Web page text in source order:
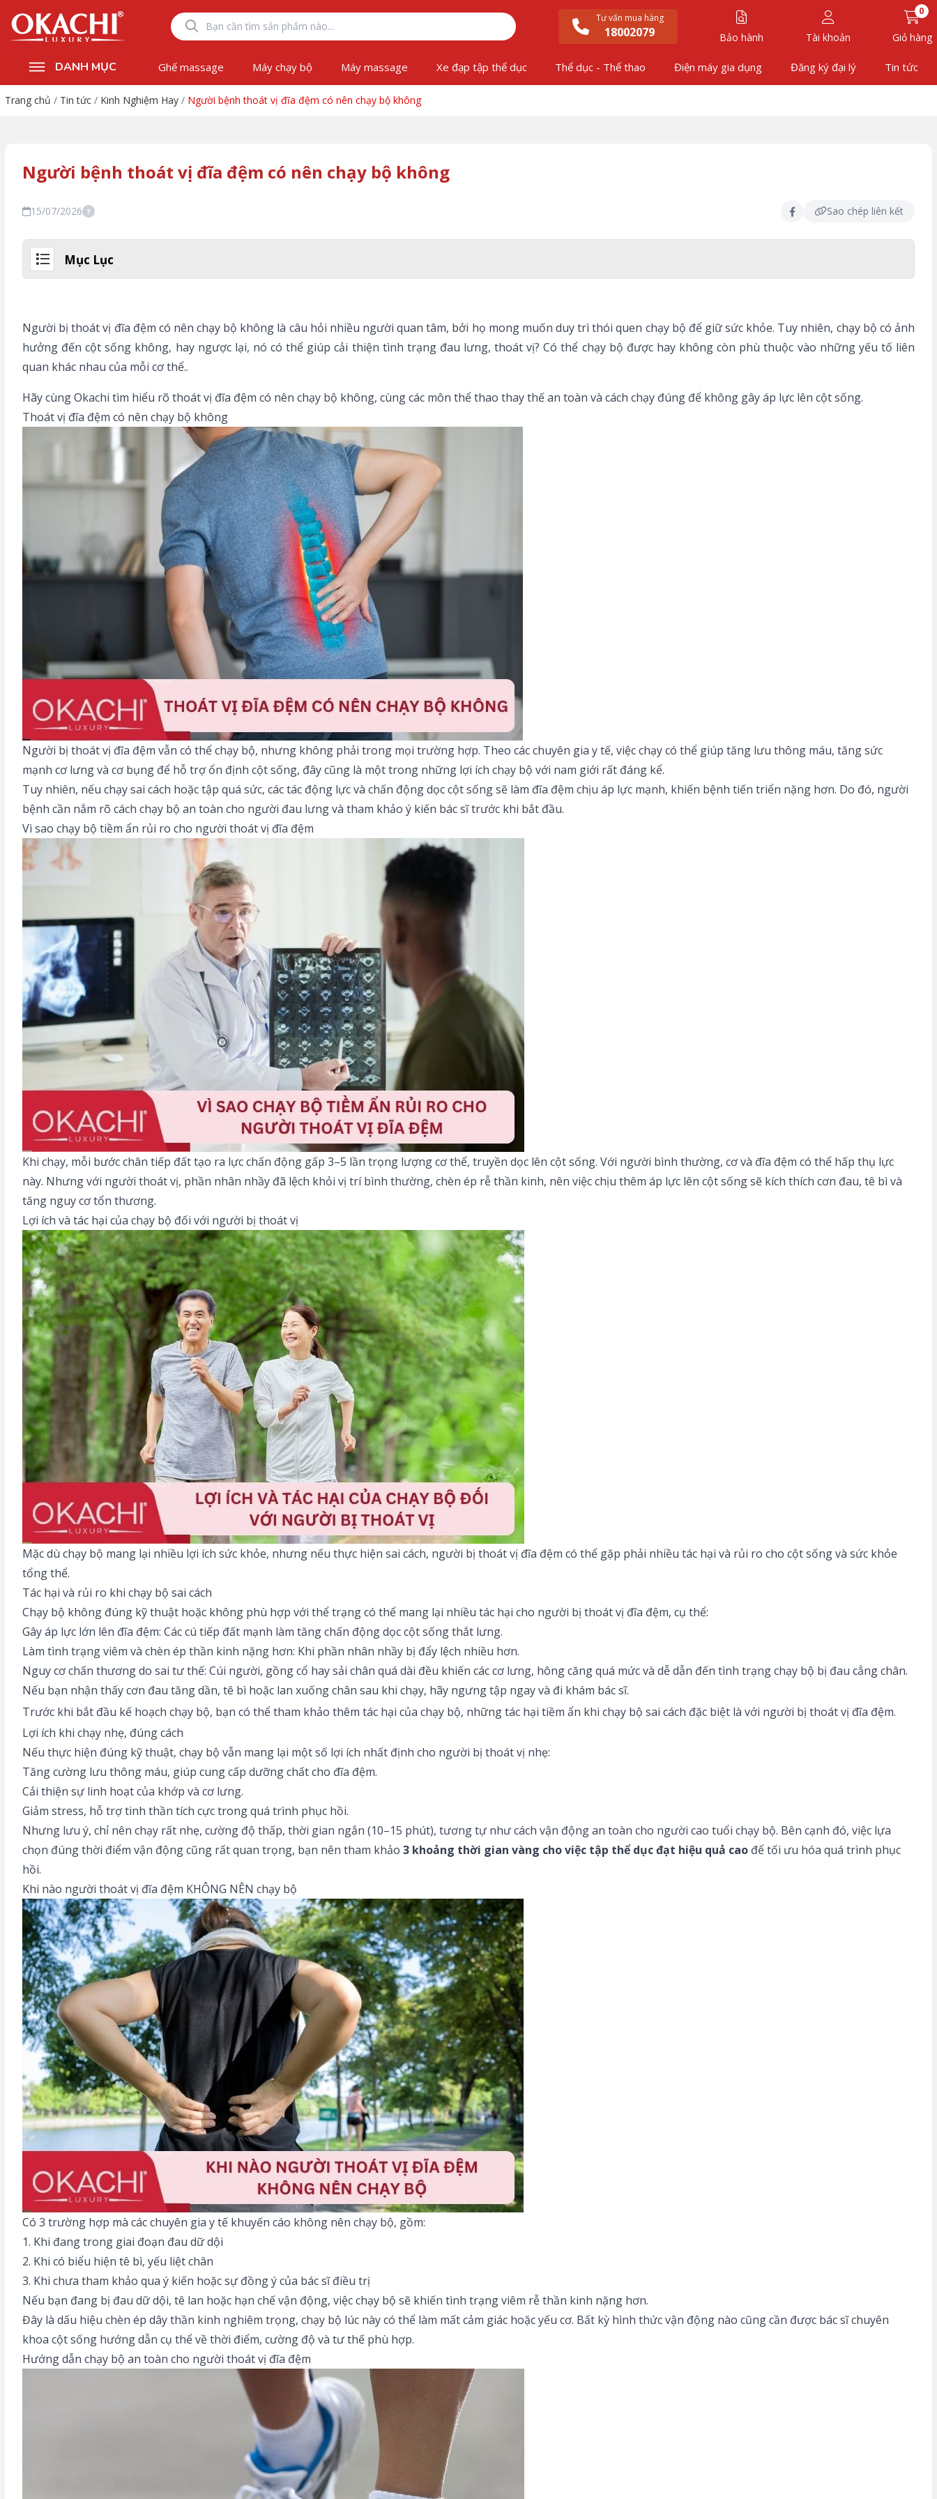
Tư vấn mua hàng
18002079 Bảo hành Tài khoản
0
Giỏ hàng
DANH MỤC Ghế massage Máy chạy bộ Máy massage Xe đạp tập thể dục Thể dục - Thể thao Điện máy gia dụng Đăng ký đại lý Tin tức
Trang chủ / Tin tức / Kinh Nghiệm Hay / Người bệnh thoát vị đĩa đệm có nên chạy bộ không
Người bệnh thoát vị đĩa đệm có nên chạy bộ không
15/07/2026 ? Sao chép liên kết
Mục Lục
Người bị thoát vị đĩa đệm có nên chạy bộ không là câu hỏi nhiều người quan tâm, bởi họ mong muốn duy trì thói quen chạy bộ để giữ sức khỏe. Tuy nhiên, chạy bộ có ảnh
hưởng đến cột sống không, hay ngược lại, nó có thể giúp cải thiện tình trạng đau lưng, thoát vị? Có thể chạy bộ được hay không còn phù thuộc vào những yếu tố liên
quan khác nhau của mỗi cơ thể..
Hãy cùngOkachi tìm hiểu rõ thoát vị đĩa đệm có nên chạy bộ không, cùng các môn thể thao thay thế an toàn và cách chạy đúng để không gây áp lực lên cột sống.
Thoát vị đĩa đệm có nên chạy bộ không
Người bị thoát vị đĩa đệm vẫn có thể chạy bộ, nhưng không phải trong mọi trường hợp. Theo các chuyên gia y tế, việc chạy có thể giúp tăng lưu thông máu, tăng sức
mạnh cơ lưng và cơ bụng để hỗ trợ ổn định cột sống, đây cũng là một trong những lợi ích chạy bộ với nam giới rất đáng kể.
Tuy nhiên, nếu chạy sai cách hoặc tập quá sức, các tác động lực và chấn động dọc cột sống sẽ làm đĩa đệm chịu áp lực mạnh, khiến bệnh tiến triển nặng hơn. Do đó, người
bệnh cần nắm rõ cách chạy bộ an toàn cho người đau lưng và tham khảo ý kiến bác sĩ trước khi bắt đầu.
Vì sao chạy bộ tiềm ẩn rủi ro cho người thoát vị đĩa đệm
Khi chạy, mỗi bước chân tiếp đất tạo ra lực chấn động gấp 3–5 lần trọng lượng cơ thể, truyền dọc lên cột sống. Với người bình thường, cơ và đĩa đệm có thể hấp thụ lực
này. Nhưng với người thoát vị, phần nhân nhầy đã lệch khỏi vị trí bình thường, chèn ép rễ thần kinh, nên việc chịu thêm áp lực lên cột sống sẽ kích thích cơn đau, tê bì và
tăng nguy cơ tổn thương.
Lợi ích và tác hại của chạy bộ đối với người bị thoát vị
Mặc dù chạy bộ mang lại nhiều lợi ích sức khỏe, nhưng nếu thực hiện sai cách, người bị thoát vị đĩa đệm có thể gặp phải nhiều tác hại và rủi ro cho cột sống và sức khỏe
tổng thể.
Tác hại và rủi ro khi chạy bộ sai cách
Chạy bộ không đúng kỹ thuật hoặc không phù hợp với thể trạng có thể mang lại nhiều tác hại cho người bị thoát vị đĩa đệm, cụ thể:
Gây áp lực lớn lên đĩa đệm: Các cú tiếp đất mạnh làm tăng chấn động dọc cột sống thắt lưng.
Làm tình trạng viêm và chèn ép thần kinh nặng hơn: Khi phần nhân nhầy bị đẩy lệch nhiều hơn.
Nguy cơ chấn thương do sai tư thế: Cúi người, gồng cổ hay sải chân quá dài đều khiến các cơ lưng, hông căng quá mức và dễ dẫn đến tình trạngchạy bộ bị đau cẳng chân.
Nếu bạn nhận thấy cơn đau tăng dần, tê bì hoặc lan xuống chân sau khi chạy, hãy ngưng tập ngay và đi khám bác sĩ.
Trước khi bắt đầu kế hoạch chạy bộ, bạn có thể tham khảo thêm tác hại của chạy bộ, những tác hại tiềm ẩn khi chạy bộ sai cách đặc biệt là với người bị thoát vị đĩa đệm.
Lợi ích khi chạy nhẹ, đúng cách
Nếu thực hiện đúng kỹ thuật, chạy bộ vẫn mang lại một số lợi ích nhất định cho người bị thoát vị nhẹ:
Tăng cường lưu thông máu, giúp cung cấp dưỡng chất cho đĩa đệm.
Cải thiện sự linh hoạt của khớp và cơ lưng.
Giảm stress, hỗ trợ tinh thần tích cực trong quá trình phục hồi.
Nhưng lưu ý, chỉ nên chạy rất nhẹ, cường độ thấp, thời gian ngắn (10–15 phút), tương tự như cách vận động an toàn cho người cao tuổi chạy bộ. Bên cạnh đó, việc lựa
chọn đúng thời điểm vận động cũng rất quan trọng, bạn nên tham khảo 3 khoảng thời gian vàng cho việc tập thể dục đạt hiệu quả cao để tối ưu hóa quá trình phục
hồi.
Khi nào người thoát vị đĩa đệm KHÔNG NÊN chạy bộ
Có 3 trường hợp mà các chuyên gia y tế khuyến cáo không nên chạy bộ, gồm:
1. Khi đang trong giai đoạn đau dữ dội
2. Khi có biểu hiện tê bì, yếu liệt chân
3. Khi chưa tham khảo qua ý kiến hoặc sự đồng ý của bác sĩ điều trị
Nếu bạn đang bị đau dữ dội, tê lan hoặc hạn chế vận động, việc chạy bộ sẽ khiến tình trạng viêm rễ thần kinh nặng hơn.
Đây là dấu hiệu chèn ép dây thần kinh nghiêm trọng, chạy bộ lúc này có thể làm mất cảm giác hoặc yếu cơ. Bất kỳ hình thức vận động nào cũng cần được bác sĩ chuyên
khoa cột sống hướng dẫn cụ thể về thời điểm, cường độ và tư thế phù hợp.
Hướng dẫn chạy bộ an toàn cho người thoát vị đĩa đệm